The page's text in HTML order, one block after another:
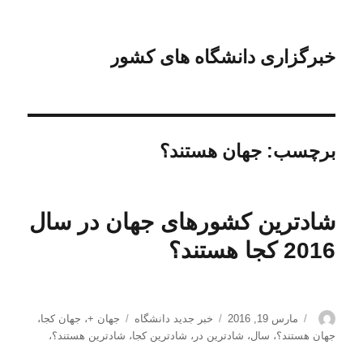
خبرگزاری دانشگاه های کشور
برچسب:جهان هستند؟
شادترین کشورهای جهان در سال
2016 کجا هستند؟
نویسنده
ارسال
شده
مارس 19, 2016 دسته‌ها
خبر جدید دانشگاه برچسب‌ها
جهان +، جهان کجا،
جهان هستند؟، سال، شادترین در ، شادترین کجا، شادترین هستند؟،